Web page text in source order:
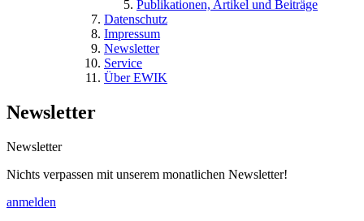
Publikationen, Artikel und Beiträge
Datenschutz
Impressum
Newsletter
Service
Über EWIK
Newsletter
Newsletter
Nichts verpassen mit unserem monatlichen Newsletter!
anmelden